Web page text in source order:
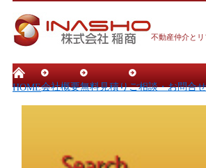
不動産仲介と
HOME会社概要無料見積りご相談・お問合せ